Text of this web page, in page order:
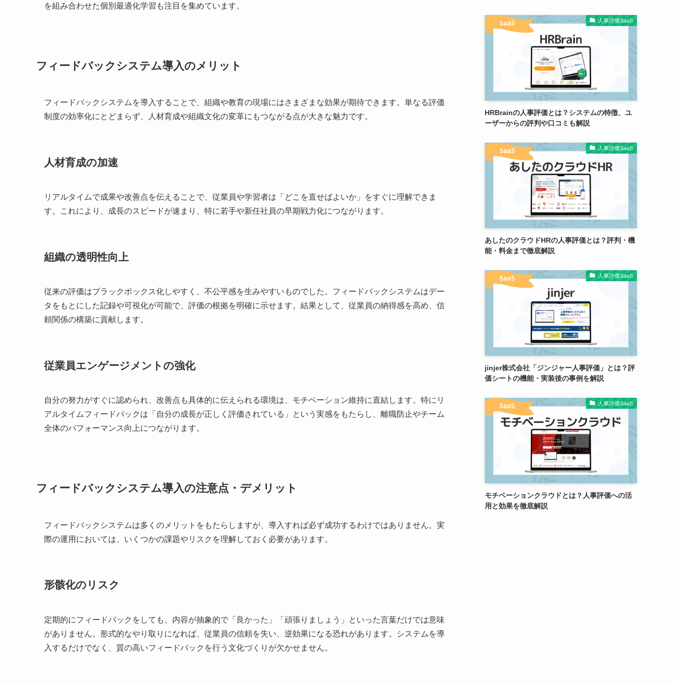
を組み合わせた個別最適化学習も注目を集めています。
フィードバックシステム導入のメリット
フィードバックシステムを導入することで、組織や教育の現場にはさまざまな効果が期待できます。単なる評価
制度の効率化にとどまらず、人材育成や組織文化の変革にもつながる点が大きな魅力です。
人材育成の加速
リアルタイムで成果や改善点を伝えることで、従業員や学習者は「どこを直せばよいか」をすぐに理解できま
す。これにより、成長のスピードが速まり、特に若手や新任社員の早期戦力化につながります。
組織の透明性向上
従来の評価はブラックボックス化しやすく、不公平感を生みやすいものでした。フィードバックシステムはデー
タをもとにした記録や可視化が可能で、評価の根拠を明確に示せます。結果として、従業員の納得感を高め、信
頼関係の構築に貢献します。
従業員エンゲージメントの強化
自分の努力がすぐに認められ、改善点も具体的に伝えられる環境は、モチベーション維持に直結します。特にリ
アルタイムフィードバックは「自分の成長が正しく評価されている」という実感をもたらし、離職防止やチーム
全体のパフォーマンス向上につながります。
フィードバックシステム導入の注意点・デメリット
フィードバックシステムは多くのメリットをもたらしますが、導入すれば必ず成功するわけではありません。実
際の運用においては、いくつかの課題やリスクを理解しておく必要があります。
形骸化のリスク
定期的にフィードバックをしても、内容が抽象的で「良かった」「頑張りましょう」といった言葉だけでは意味
がありません。形式的なやり取りになれば、従業員の信頼を失い、逆効果になる恐れがあります。システムを導
入するだけでなく、質の高いフィードバックを行う文化づくりが欠かせません。
人事評価SaaS
HRBrainの人事評価とは？システムの特徴、ユ
ーザーからの評判や口コミも解説
人事評価SaaS
あしたのクラウドHRの人事評価とは？評判・機
能・料金まで徹底解説
人事評価SaaS
jinjer株式会社「ジンジャー人事評価」とは？評
価シートの機能・実装後の事例を解説
人事評価SaaS
モチベーションクラウドとは？人事評価への活
用と効果を徹底解説